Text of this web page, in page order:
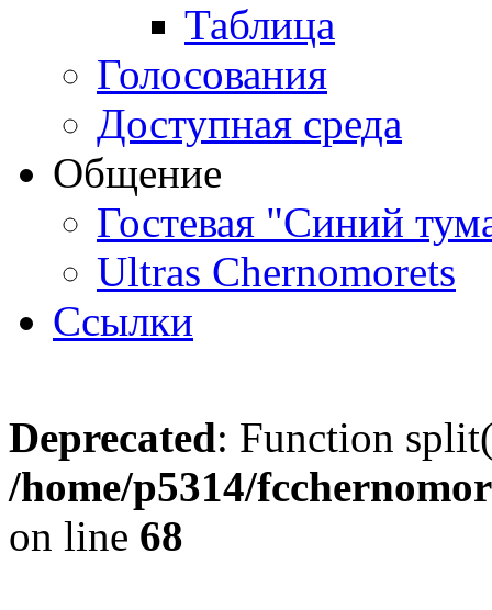
Таблица
Голосования
Доступная среда
Общение
Гостевая "Синий
Ultras Chernomorets
Ссылки
Deprecated: Function
/home/p5314/
on line 68